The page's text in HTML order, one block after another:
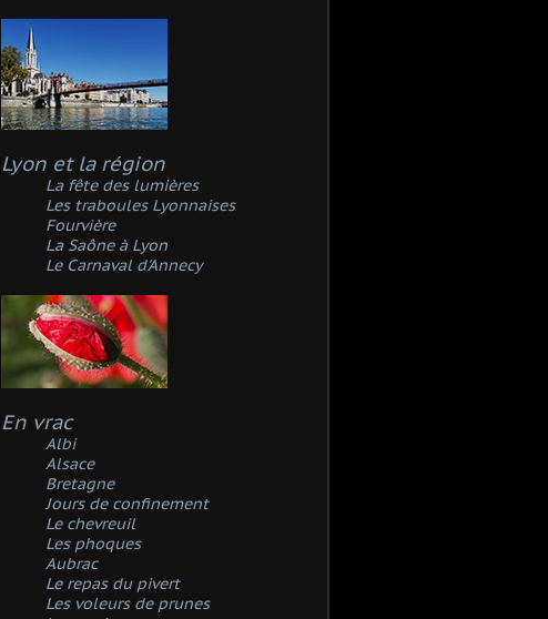
Lyon et la région
La fête des lumières
Les traboules Lyonnaises
Fourvière
La Saône à Lyon
Le Carnaval d'Annecy
En vrac
Albi
Alsace
Bretagne
Jours de confinement
Le chevreuil
Les phoques
Aubrac
Le repas du pivert
Les voleurs de prunes